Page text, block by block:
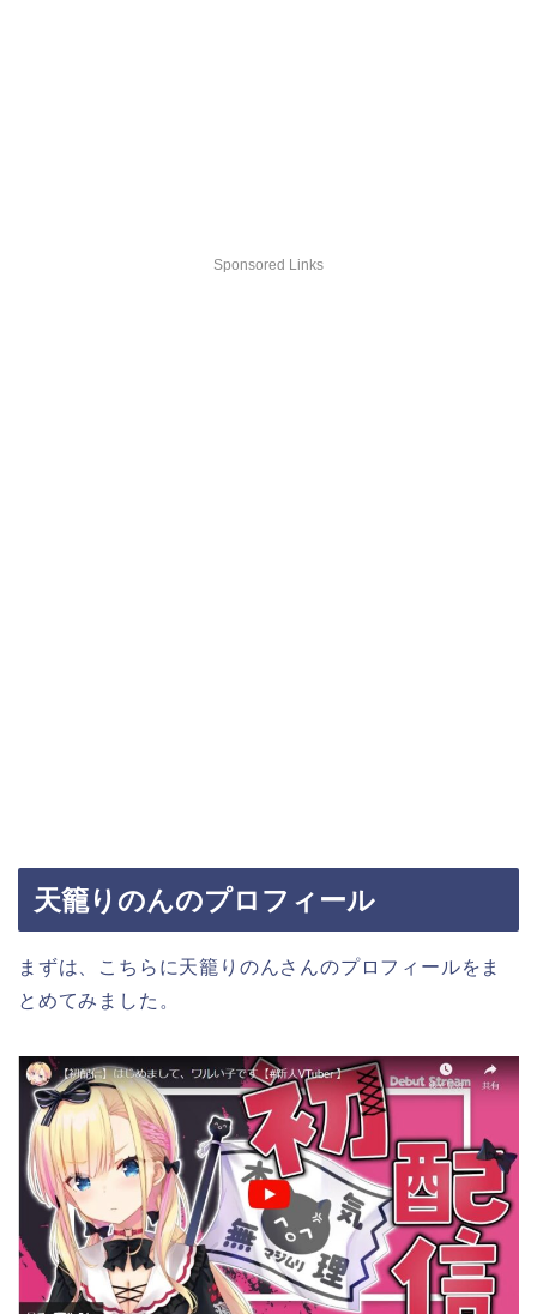
Sponsored Links
天籠りのんのプロフィール
まずは、こちらに天籠りのんさんのプロフィールをま
とめてみました。